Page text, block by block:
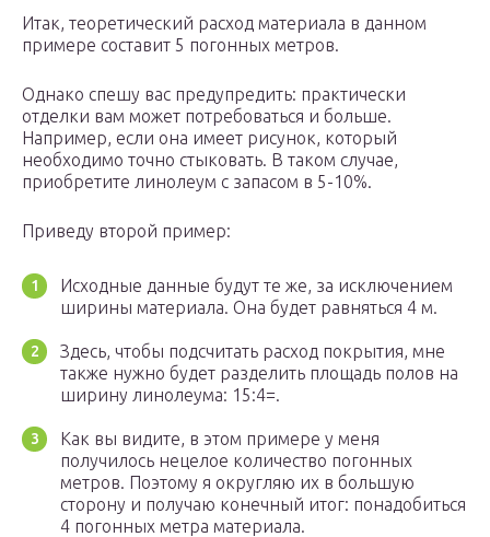
Итак, теоретический расход материала в данном
примере составит 5 погонных метров.
Однако спешу вас предупредить: практически
отделки вам может потребоваться и больше.
Например, если она имеет рисунок, который
необходимо точно стыковать. В таком случае,
приобретите линолеум с запасом в 5-10%.
Приведу второй пример:
Исходные данные будут те же, за исключением
ширины материала. Она будет равняться 4 м.
Здесь, чтобы подсчитать расход покрытия, мне
также нужно будет разделить площадь полов на
ширину линолеума: 15:4=.
Как вы видите, в этом примере у меня
получилось нецелое количество погонных
метров. Поэтому я округляю их в большую
сторону и получаю конечный итог: понадобиться
4 погонных метра материала.